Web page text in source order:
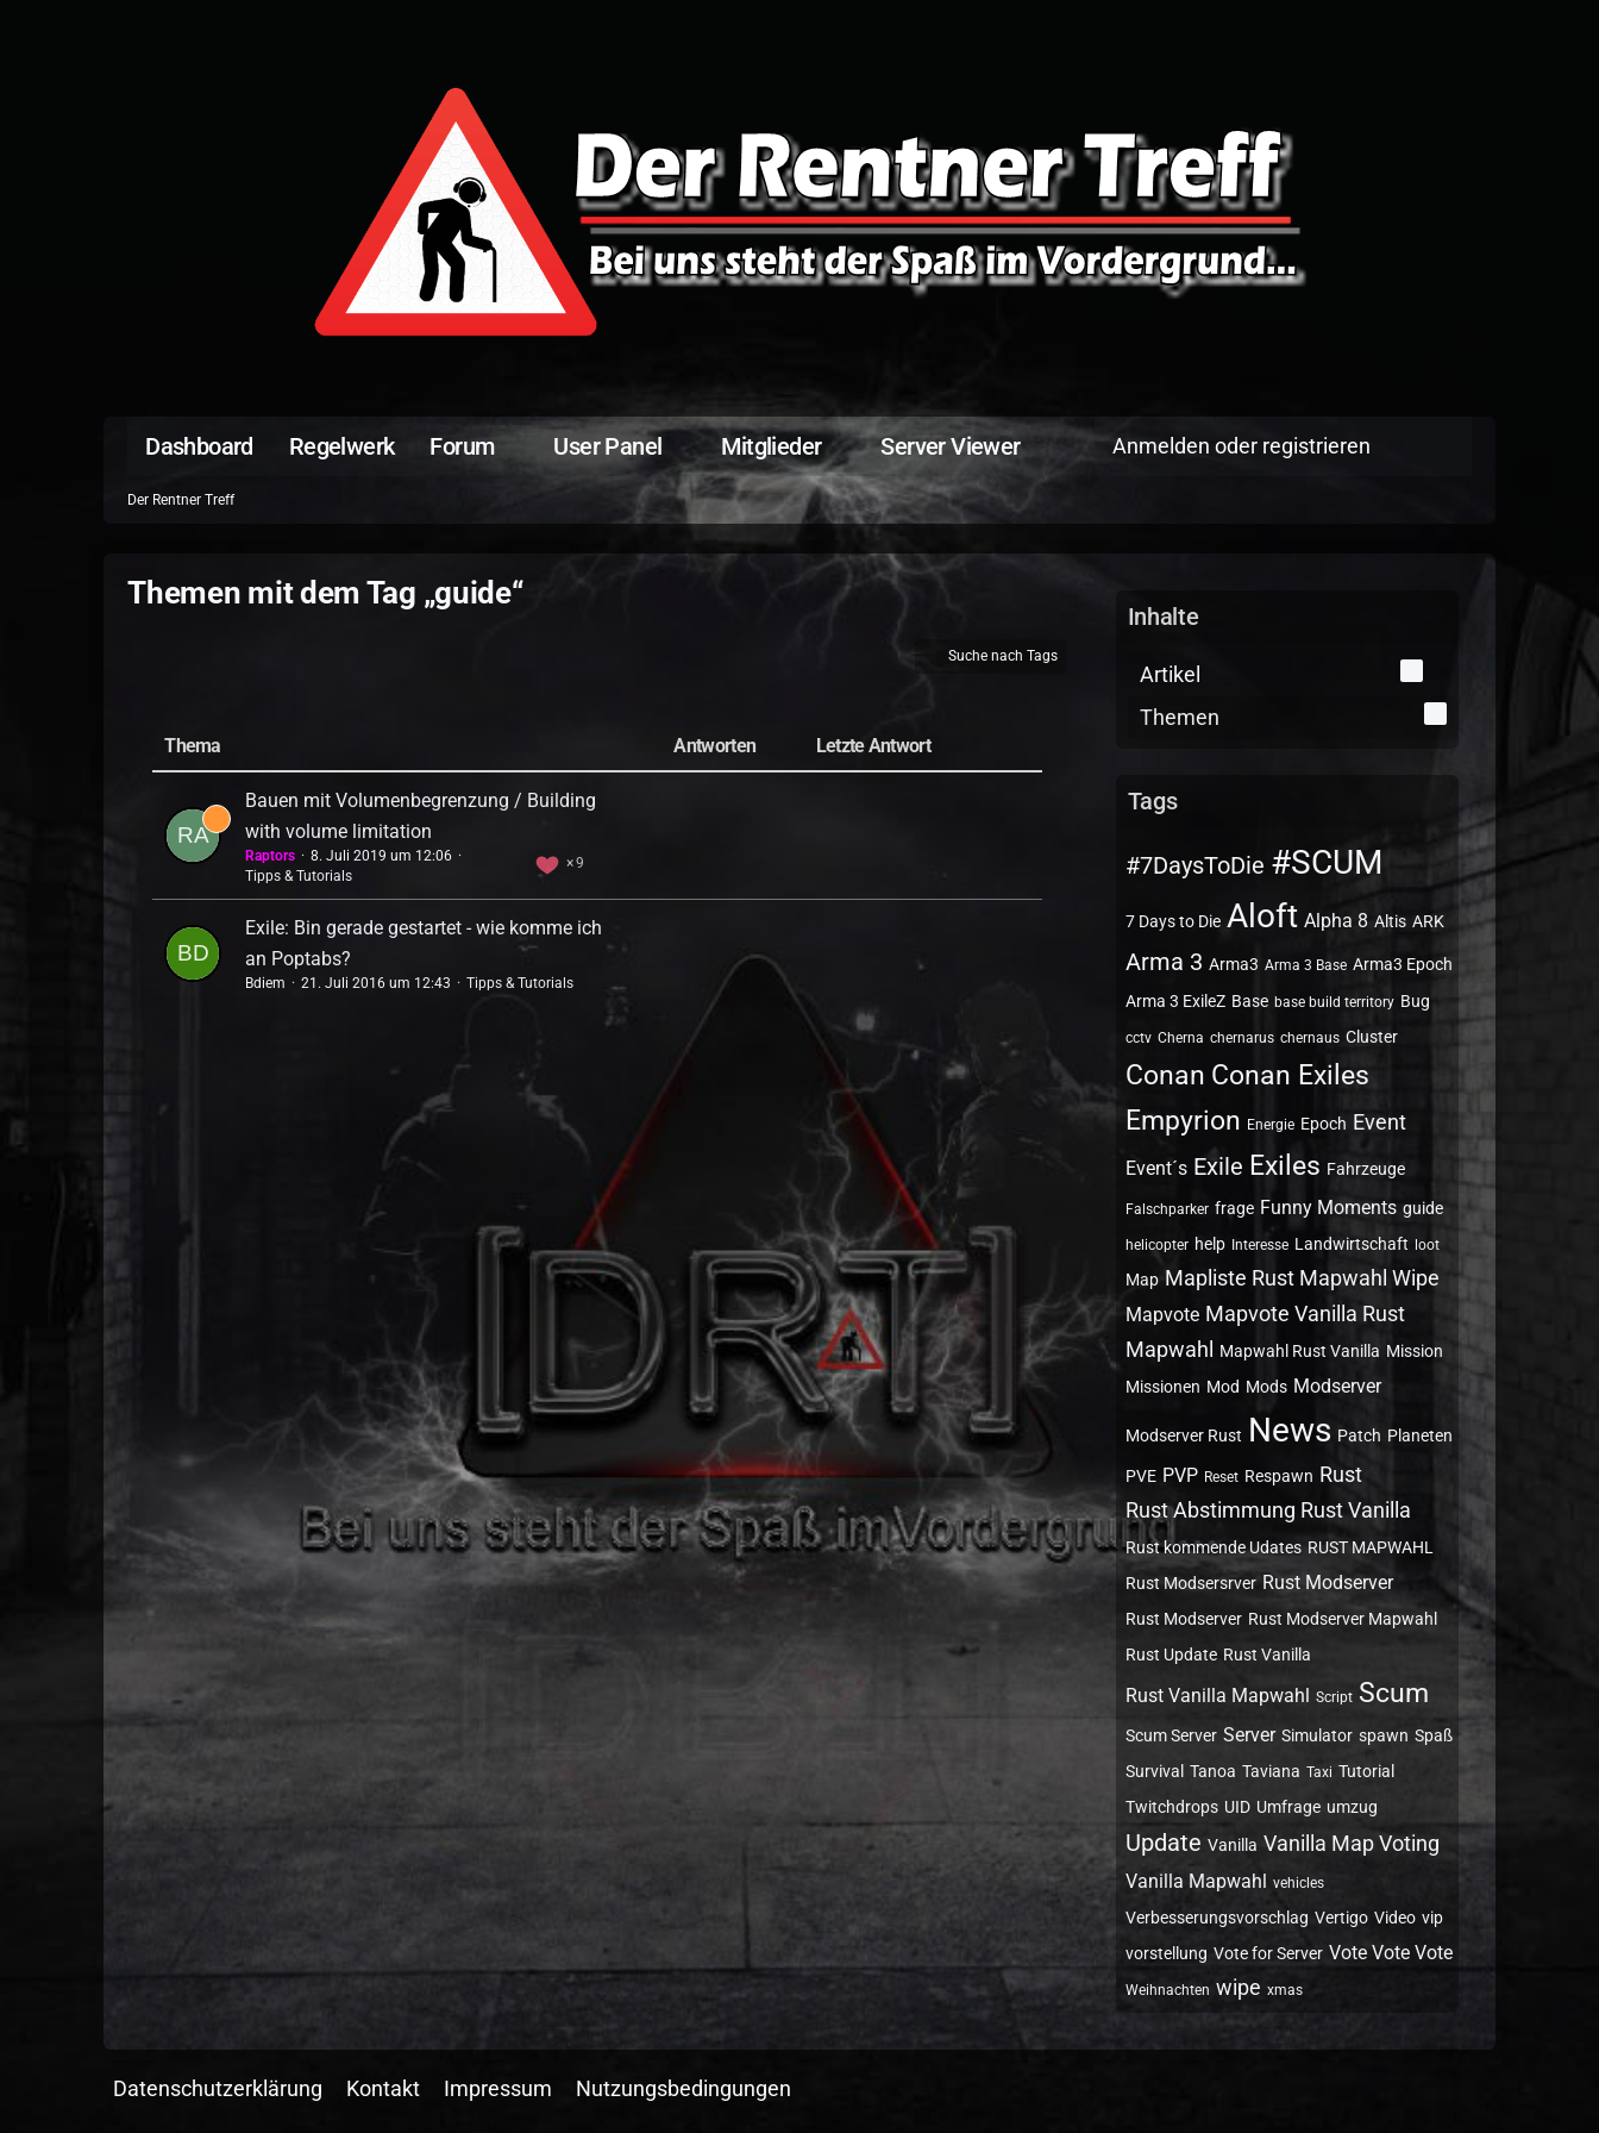
Dashboard Regelwerk Forum User Panel Mitglieder Server Viewer Anmelden oder registrieren
Der Rentner Treff
Themen mit dem Tag „guide“
Suche nach Tags
Thema Antworten Letzte Antwort
Bauen mit Volumenbegrenzung / Building
with volume limitation
9
Raptors
8. Juli 2019 um 12:06
Tipps & Tutorials
Exile: Bin gerade gestartet - wie komme ich
an Poptabs?
Bdiem 21. Juli 2016 um 12:43 Tipps & Tutorials
Inhalte
Artikel
Themen
Tags
#7DaysToDie #SCUM
7 Days to Die Aloft Alpha 8 Altis ARK
Arma 3 Arma3 Arma 3 Base Arma3 Epoch
Arma 3 ExileZ Base base build territory Bug
cctv Cherna chernarus chernaus Cluster
Conan Conan Exiles
Empyrion Energie Epoch Event
Event´s Exile Exiles Fahrzeuge
Falschparker frage Funny Moments guide
helicopter help Interesse Landwirtschaft loot
Map Mapliste Rust Mapwahl Wipe
Mapvote Mapvote Vanilla Rust
Mapwahl
Mapwahl Rust Vanilla Mission
Missionen Mod Mods Modserver
Modserver Rust News Patch Planeten
PVE PVP Reset Respawn Rust
Rust Abstimmung Rust Vanilla
Rust kommende Udates RUST MAPWAHL
Rust Modsersrver Rust Modserver
Rust Modserver Rust Modserver Mapwahl
Rust Update Rust Vanilla
Rust Vanilla Mapwahl Script Scum
Scum Server Server Simulator spawn Spaß
Survival Tanoa Taviana Taxi Tutorial
Twitchdrops UID Umfrage umzug
Update Vanilla Vanilla Map Voting
Vanilla Mapwahl vehicles
Verbesserungsvorschlag Vertigo Video vip
vorstellung Vote for Server Vote Vote Vote
Weihnachten wipe xmas
Datenschutzerklärung Kontakt Impressum Nutzungsbedingungen